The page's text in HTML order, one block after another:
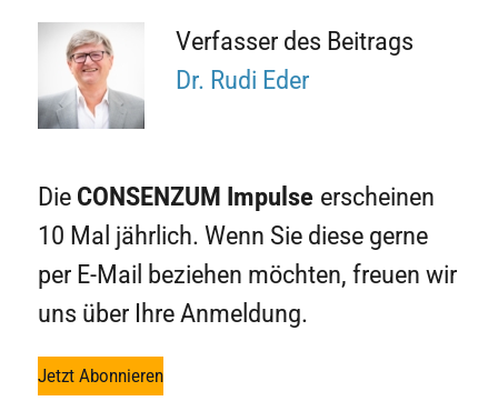
Verfasser des Beitrags
Dr. Rudi Eder
Die CONSENZUM Impulse erscheinen
10 Mal jährlich. Wenn Sie diese gerne
per E-Mail beziehen möchten, freuen wir
uns über Ihre Anmeldung.
Jetzt Abonnieren